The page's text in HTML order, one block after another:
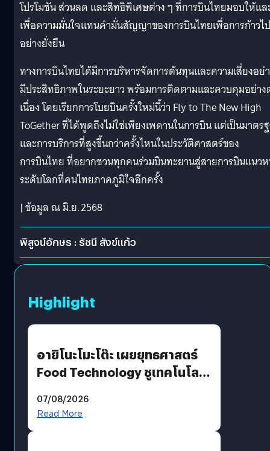
โปรโมชัน ส่วนลด และสิทธิพิเศษต่าง ๆ ที่การบินไทยมอบให้แล
เพื่อความมั่นใจแทนคำมั่นสัญญาของการบินไทยเพื่อการก้าวไป
อย่างยั่งยืน
ทางการบินไทยได้มีการบริหารจัดการต้นทุนและความเสี่ยงอย่
มีประสิทธิภาพในระยะยาว พร้อมการติดตามและควบคุมอย่า
เนื่อง โดยเรียกการโบยบินครั้งใหม่นี้ว่า Fly to The New High
ToGether ที่ได้พูดถึงไม่ใช่เพียงเพดานในการบิน แต่เป็นมาตร
และการบริการที่สูงขึ้นกว่าครั้งไหนในประวัติศาสตร์ของ
การบินไทย ที่อยากชวนทุกคนร่วมบินทะยานสู่สายการบินแนว
ระดับโลกที่คนไทยภาคภูมิใจอีกครั้ง
| ข้อมูล ณ มิ.ย. 2568
พิสูจน์อักษร : รัชนี สังข์แก้ว
Highlight
อายิโนะโมะโต๊ะ เผยยุทธศาสตร์
Food Technology ชูเทคโนโลยี
บริโภคและ B2B
07/08/2026
Read More